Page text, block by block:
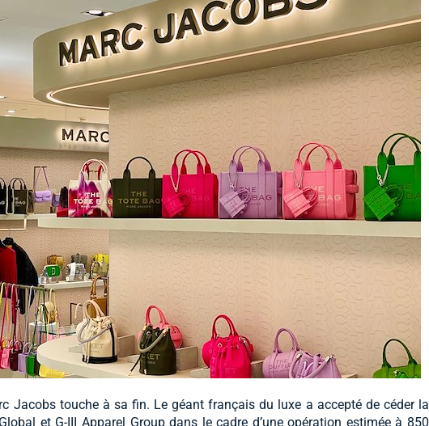
Jacobs touche à sa fin. Le géant français du luxe a accepté de céder la
et G-III Apparel Group dans le cadre d’une opération estimée à 850